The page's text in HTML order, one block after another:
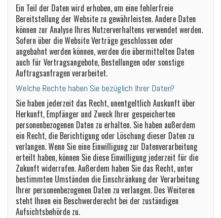
Ein Teil der Daten wird erhoben, um eine fehlerfreie
Bereitstellung der Website zu gewährleisten. Andere Daten
können zur Analyse Ihres Nutzerverhaltens verwendet werden.
Sofern über die Website Verträge geschlossen oder
angebahnt werden können, werden die übermittelten Daten
auch für Vertragsangebote, Bestellungen oder sonstige
Auftragsanfragen verarbeitet.
Welche Rechte haben Sie bezüglich Ihrer Daten?
Sie haben jederzeit das Recht, unentgeltlich Auskunft über
Herkunft, Empfänger und Zweck Ihrer gespeicherten
personenbezogenen Daten zu erhalten. Sie haben außerdem
ein Recht, die Berichtigung oder Löschung dieser Daten zu
verlangen. Wenn Sie eine Einwilligung zur Datenverarbeitung
erteilt haben, können Sie diese Einwilligung jederzeit für die
Zukunft widerrufen. Außerdem haben Sie das Recht, unter
bestimmten Umständen die Einschränkung der Verarbeitung
Ihrer personenbezogenen Daten zu verlangen. Des Weiteren
steht Ihnen ein Beschwerderecht bei der zuständigen
Aufsichtsbehörde zu.